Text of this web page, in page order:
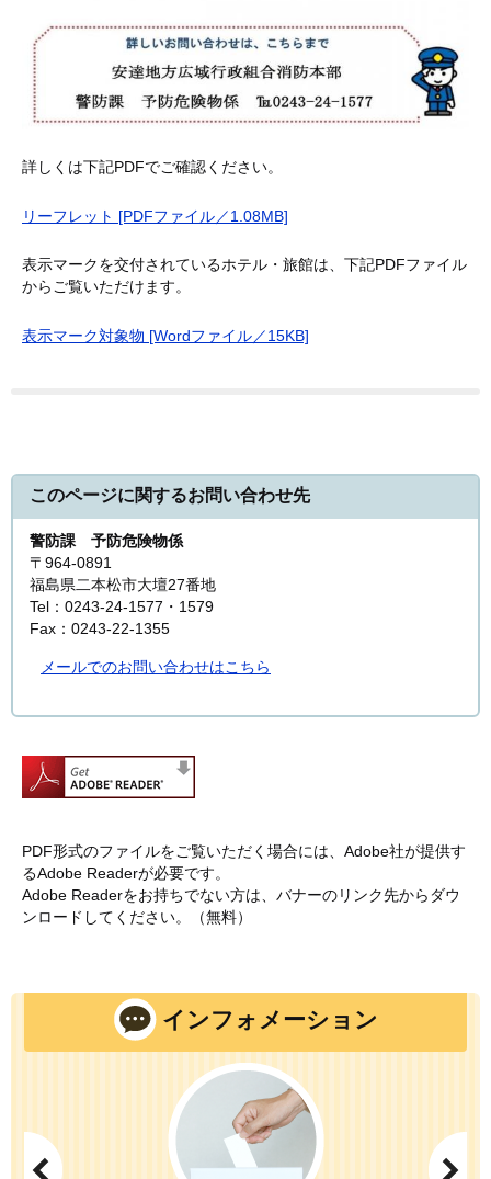
お知らせ
消防本部からのお知らせ
統計・資料
林野火災注意報・警報
消防・救急
火災予防
救急
応急処置について
安達地方病院群輪番制（休日・夜間救急医療体制）につい
て
火災予防条例・規則
予防申請・届出関係
危険物申請・届出関係
気象情報＜外部リンク＞
福島県病院情報 ＜外部リンク＞
＜外部リンク＞
＜外部リンク＞
詳しくは下記PDFでご確認ください。
リーフレット [PDFファイル／1.08MB]
表示マークを交付されているホテル・旅館は、下記PDFファイル
からご覧いただけます。
表示マーク対象物 [Wordファイル／15KB]
このページに関するお問い合わせ先
警防課 予防危険物係
〒964-0891
福島県二本松市大壇27番地
Tel：0243-24-1577・1579
Fax：0243-22-1355
メールでのお問い合わせはこちら
PDF形式のファイルをご覧いただく場合には、Adobe社が提供す
るAdobe Readerが必要です。
Adobe Readerをお持ちでない方は、バナーのリンク先からダウ
ンロードしてください。（無料）
インフォメーション